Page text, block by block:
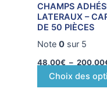
CHAMPS
LATERAUX –
DE 50 PIÈCES
Note 0sur 5
48,00€ – 200,00
Choix des